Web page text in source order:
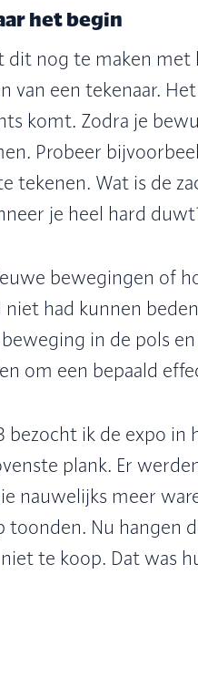
het begin
dit nog te maken met
van een tekenaar.
komt. Zodra je
Probeer
tekenen. Wat is de
je heel hard
bewegingen of
niet had kunnen
beweging in de pols
om een bepaald
bezocht ik de expo in
plank. Er
nauwelijks meer
toonden. Nu hangen
te koop. Dat was